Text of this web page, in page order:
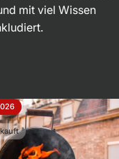
mit viel Wissen